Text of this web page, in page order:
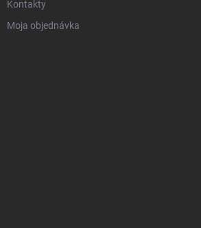
Kontakty
Moja objednávka